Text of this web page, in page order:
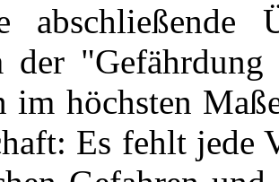
der
höchsten
Es fehlt jede